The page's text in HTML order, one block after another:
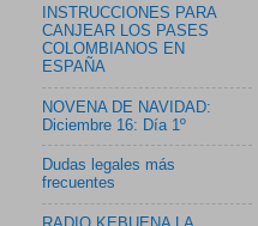
INSTRUCCIONES PARA
CANJEAR LOS PASES
COLOMBIANOS EN
ESPAÑA
NOVENA DE NAVIDAD:
Diciembre 16: Día 1º
Dudas legales más
frecuentes